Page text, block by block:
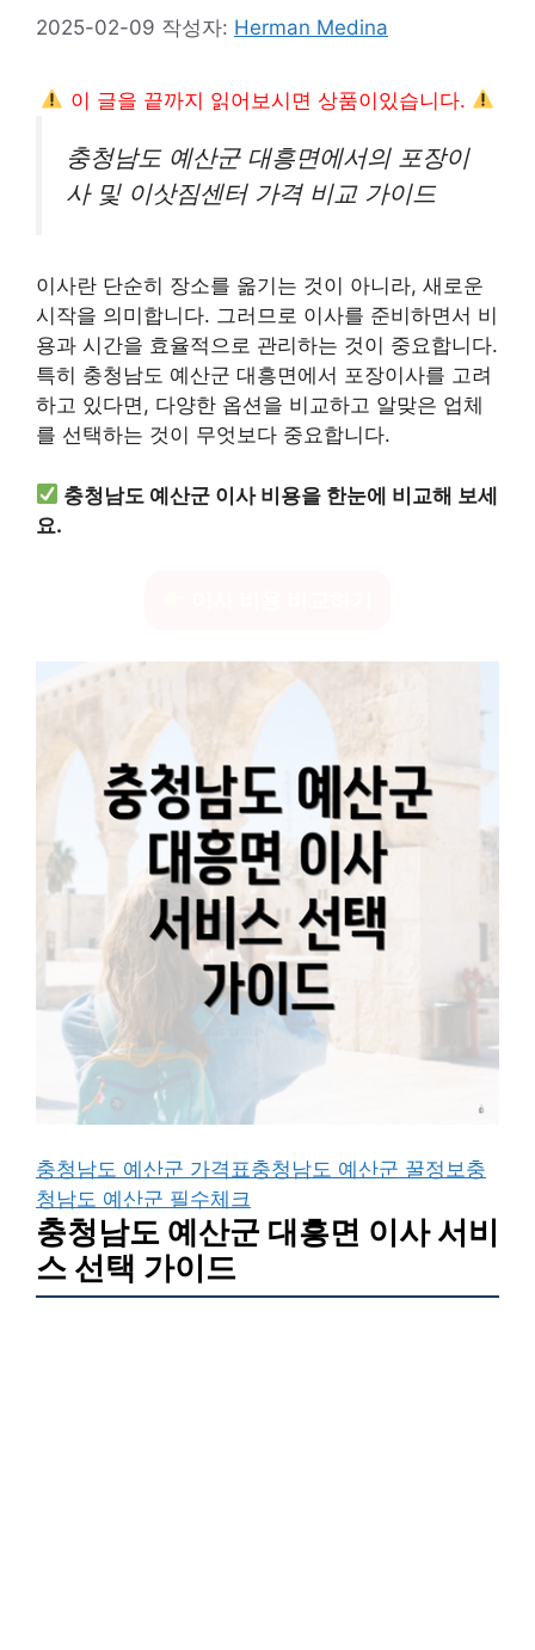
2025-02-09 작성자: Herman Medina
이 글을 끝까지 읽어보시면 상품이있습니다.
충청남도 예산군 대흥면에서의 포장이
사 및 이삿짐센터 가격 비교 가이드
이사란 단순히 장소를 옮기는 것이 아니라, 새로운
시작을 의미합니다. 그러므로 이사를 준비하면서 비
용과 시간을 효율적으로 관리하는 것이 중요합니다.
특히 충청남도 예산군 대흥면에서 포장이사를 고려
하고 있다면, 다양한 옵션을 비교하고 알맞은 업체
를 선택하는 것이 무엇보다 중요합니다.
충청남도 예산군 이사 비용을 한눈에 비교해 보세
요.
충청남도 예산군 가격표충청남도 예산군 꿀정보충
청남도 예산군 필수체크
충청남도 예산군 대흥면 이사 서비
스 선택 가이드